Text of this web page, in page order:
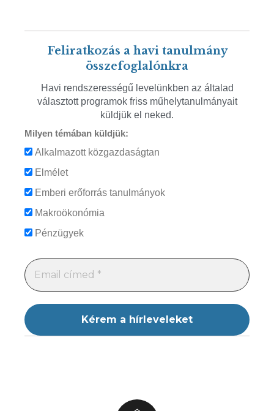
Feliratkozás a havi tanulmány
összefoglalónkra
Havi rendszerességű levelünkben az általad
választott programok friss műhelytanulmányait
küldjük el neked.
Milyen témában küldjük:
Alkalmazott közgazdaságtan
Elmélet
Emberi erőforrás tanulmányok
Makroökonómia
Pénzügyek